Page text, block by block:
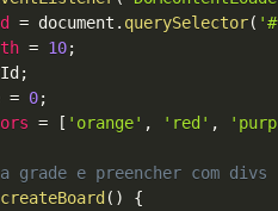
= document . querySelector(
= 10;
;
= 0;
= [ 'orange' , 'red' ,
e preencher com divs
createBoard ( )
{